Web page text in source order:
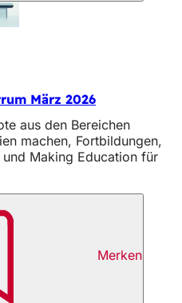
März 2026
aus den Bereichen
machen, Fortbildungen,
Making Education für
Merken